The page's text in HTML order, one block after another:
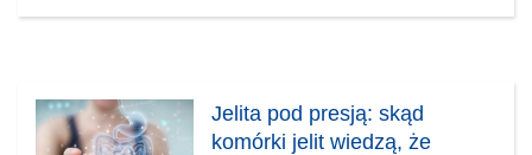
Jelita pod presją: skąd
komórki jelit wiedzą, że